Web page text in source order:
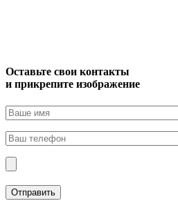
Оставьте свои контакты
и прикрепите изображение